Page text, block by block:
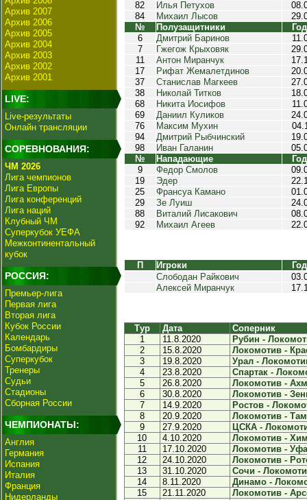
Архив 2007
Архив 2006
Архив 2005
Архив 2004
Архив 2003
Архив 2002
Архив 2001
LIVE:
Live-результаты
Онлайн трансляции
СОРЕВНОВАНИЯ:
ЧМ 2026
Лига чемпионов
Лига Европы
Лига конференций
Лига наций
Клубный ЧМ
Суперкубок УЕФА
Межконтинентальный
кубок
РОССИЯ:
Премьер-лига
Первая лига
Вторая лига
Кубок России
Календарь
Бомбардиры
Суперкубок
Тренеры
Судьи
Стадионы
Сборная России
ЧЕМПИОНАТЫ:
Англия
Германия
Испания
Италия
Франция
Нидерланды
82
Илья Петухов
84
Михаил Лысов
№
Полузащитники
6
Дмитрий Баринов
7
Гжегож Крыховяк
11
Антон Миранчук
17
Рифат Жемалетдинов
37
Станислав Магкеев
38
Николай Титков
68
Никита Иосифов
69
Даниил Куликов
76
Максим Мухин
94
Дмитрий Рыбчинский
98
Иван Галанин
№
Нападающие
9
Федор Смолов
19
Эдер
25
Франсуа Камано
29
Зе Луиш
88
Виталий Лисакович
92
Михаил Агеев
П Игроки
Слободан Райкович
Алексей Миранчук
Тур Дата
Соперник
1
11.8.2020
Рубин -
2
15.8.2020
Локомотив -
3
19.8.2020
Урал -
4
23.8.2020
Спартак -
5
26.8.2020
Локомотив -
6
30.8.2020
Локомотив -
7
14.9.2020
Ростов -
8
20.9.2020
Локомотив -
9
27.9.2020
ЦСКА -
10
4.10.2020
Локомотив -
11
17.10.2020
Локомотив -
12
24.10.2020
Локомотив -
13
31.10.2020
Сочи -
14
8.11.2020
Динамо -
15
21.11.2020
Локомотив -